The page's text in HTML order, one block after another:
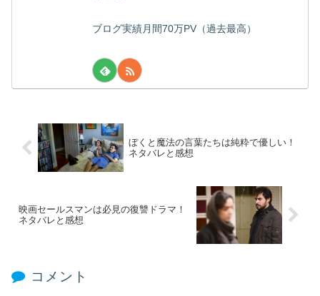
ブログ実績月間70万PV（過去最高）
ぼくと魔法の言葉たちは純粋で優しい！
ネタバレと感想
映画セールスマンは必見の復讐ドラマ！
ネタバレと感想
コメント